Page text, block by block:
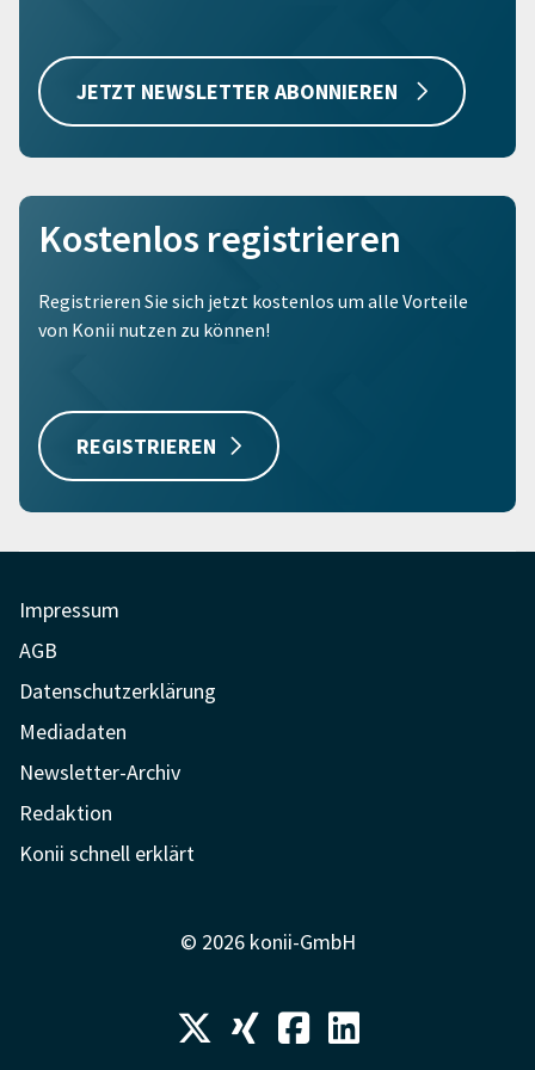
JETZT NEWSLETTER ABONNIEREN
Kostenlos registrieren
Registrieren Sie sich jetzt kostenlos um alle Vorteile
von Konii nutzen zu können!
REGISTRIEREN
Impressum
AGB
Datenschutzerklärung
Mediadaten
Newsletter-Archiv
Redaktion
Konii schnell erklärt
© 2026 konii-GmbH